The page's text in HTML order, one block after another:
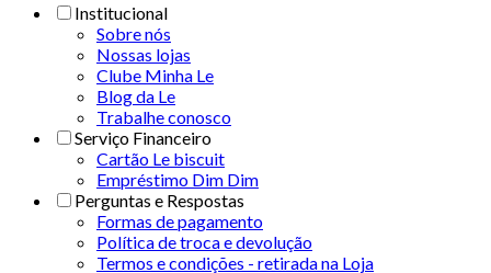
Institucional
Sobre nós
Nossas lojas
Clube Minha Le
Blog da Le
Trabalhe conosco
Serviço Financeiro
Cartão Le biscuit
Empréstimo Dim Dim
Perguntas e Respostas
Formas de pagamento
Política de troca e devolução
Termos e condições - retirada na Loja